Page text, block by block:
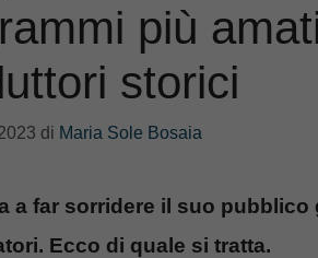
più
storici
di Maria Sole Bosaia
a far sorridere il suo
Ecco di quale si tratta.